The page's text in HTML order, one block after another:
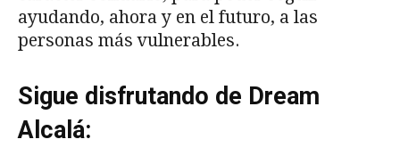
ayudando, ahora y en el futuro, a las
personas más vulnerables.
Sigue disfrutando de Dream
Alcalá: